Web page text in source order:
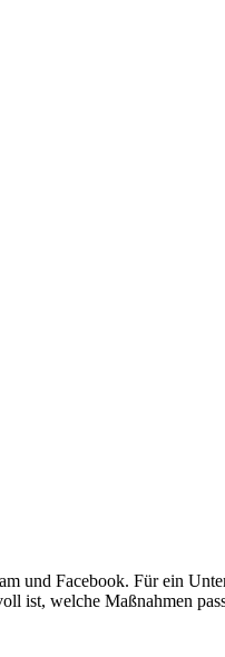
und Facebook. Für ein
ist, welche Maßnahmen